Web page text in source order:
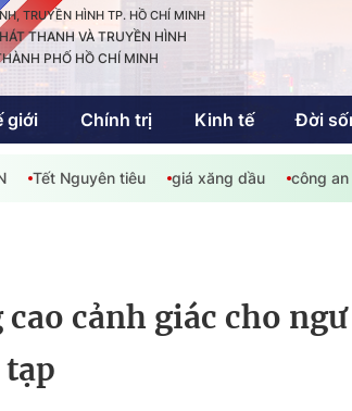
TRUYỀN HÌNH TP. HỒ CHÍ MINH
THANH VÀ TRUYỀN HÌNH
PHỐ HỒ CHÍ MINH
giới Chính trị Kinh tế Đời
thao
Văn hóa - Giải trí
Tết Nguyên tiêu giá xăng dầu công
cao cảnh giác cho